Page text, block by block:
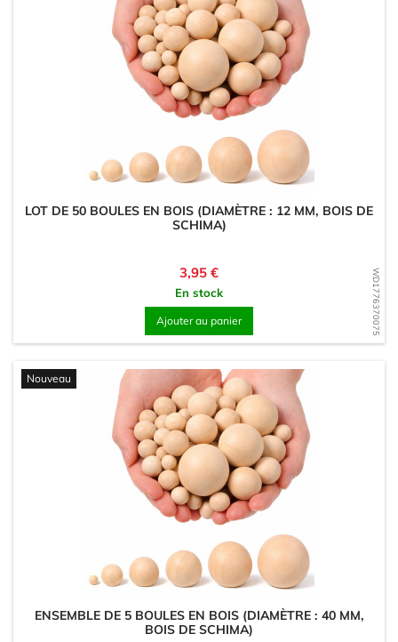
WD1776370075
LOT DE 50 BOULES EN BOIS (DIAMÈTRE : 12 MM, BOIS DE
SCHIMA)
Prix
3,95 €
En stock
Ajouter au panier
Nouveau
ENSEMBLE DE 5 BOULES EN BOIS (DIAMÈTRE : 40 MM,
BOIS DE SCHIMA)